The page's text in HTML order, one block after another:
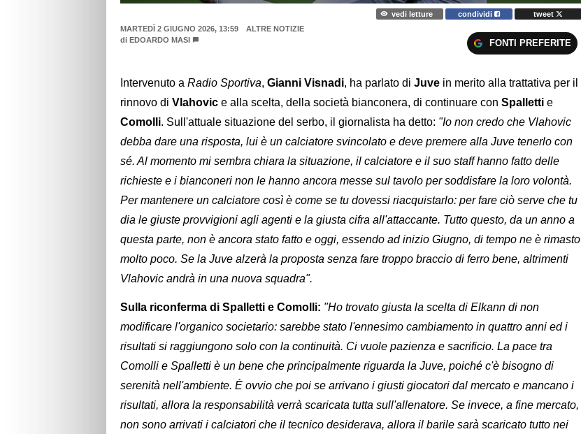
vedi letture condividi
tweet
MARTEDÌ 2 GIUGNO 2026, 13:59
ALTRE NOTIZIE
di EDOARDO MASI FONTI PREFERITE
Intervenuto a Radio Sportiva, Gianni Visnadi, ha parlato di Juve in merito alla trattativa per il
rinnovo di Vlahovic e alla scelta, della società bianconera, di continuare con Spalletti e
Comolli. Sull'attuale situazione del serbo, il giornalista ha detto: "Io non credo che Vlahovic
debba dare una risposta, lui è un calciatore svincolato e deve premere alla Juve tenerlo con
sé. Al momento mi sembra chiara la situazione, il calciatore e il suo staff hanno fatto delle
richieste e i bianconeri non le hanno ancora messe sul tavolo per soddisfare la loro volontà.
Per mantenere un calciatore così è come se tu dovessi riacquistarlo: per fare ciò serve che tu
dia le giuste provvigioni agli agenti e la giusta cifra all'attaccante. Tutto questo, da un anno a
questa parte, non è ancora stato fatto e oggi, essendo ad inizio Giugno, di tempo ne è rimasto
molto poco. Se la Juve alzerà la proposta senza fare troppo braccio di ferro bene, altrimenti
Vlahovic andrà in una nuova squadra".
Sulla riconferma di Spalletti e Comolli: "Ho trovato giusta la scelta di Elkann di non
modificare l'organico societario: sarebbe stato l'ennesimo cambiamento in quattro anni ed i
risultati si raggiungono solo con la continuità. Ci vuole pazienza e sacrificio. La pace tra
Comolli e Spalletti è un bene che principalmente riguarda la Juve, poiché c'è bisogno di
serenità nell'ambiente. È ovvio che poi se arrivano i giusti giocatori dal mercato e mancano i
risultati, allora la responsabilità verrà scaricata tutta sull'allenatore. Se invece, a fine mercato,
non sono arrivati i calciatori che il tecnico desiderava, allora il barile sarà scaricato tutto nei